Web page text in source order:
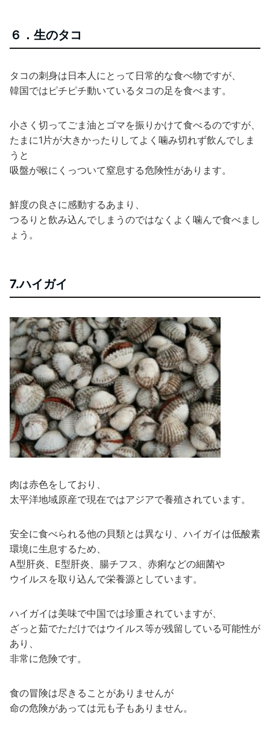
６．生のタコ
タコの刺身は日本人にとって日常的な食べ物ですが、
韓国ではピチピチ動いているタコの足を食べます。
小さく切ってごま油とゴマを振りかけて食べるのですが、
たまに1片が大きかったりしてよく噛み切れず飲んでしま
うと
吸盤が喉にくっついて窒息する危険性があります。
鮮度の良さに感動するあまり、
つるりと飲み込んでしまうのではなくよく噛んで食べまし
ょう。
7.ハイガイ
肉は赤色をしており、
太平洋地域原産で現在ではアジアで養殖されています。
安全に食べられる他の貝類とは異なり、ハイガイは低酸素
環境に生息するため、
A型肝炎、E型肝炎、腸チフス、赤痢などの細菌や
ウイルスを取り込んで栄養源としています。
ハイガイは美味で中国では珍重されていますが、
ざっと茹でただけではウイルス等が残留している可能性が
あり、
非常に危険です。
食の冒険は尽きることがありませんが
命の危険があっては元も子もありません。